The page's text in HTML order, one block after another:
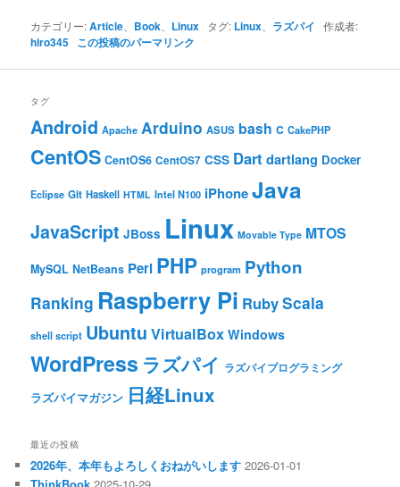
カテゴリー:Article Book Linux タグ: Linux ラズパイ 作成者:
hiro345 この投稿のパーマリンク
タグ
Android Apache Arduino ASUS bash C CakePHP
CentOS CentOS6 CentOS7 CSS Dart dartlang Docker
Eclipse Git Haskell HTML Intel N100 iPhoneJava
JavaScript JBoss Linux Movable Type MTOS
MySQL NetBeans Perl PHP program Python
Ranking Raspberry Pi RubyScala
shell script Ubuntu VirtualBox Windows
WordPress ラズパイ ラズパイプログラミング
ラズパイマガジン 日経Linux
最近の投稿
2026年、本年もよろしくおねがいします 2026-01-01